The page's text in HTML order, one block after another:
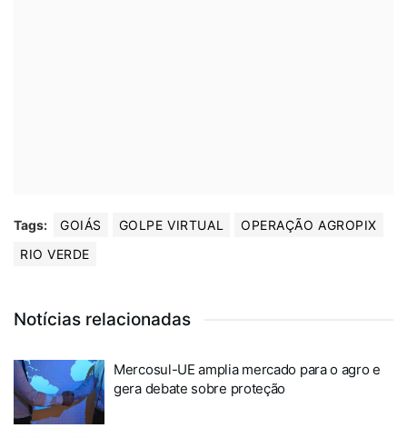
Tags: GOIÁS GOLPE VIRTUAL
OPERAÇÃO AGROPIX
RIO VERDE
Notícias relacionadas
Mercosul-UE amplia mercado para o agro e
gera debate sobre proteção